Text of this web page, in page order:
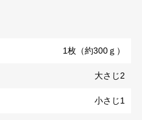
1枚（約300ｇ）
大さじ2
小さじ1